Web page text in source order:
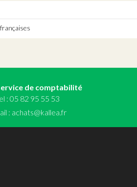
de comptabilité
: 05 82 95 55 53
: achats@kallea.fr